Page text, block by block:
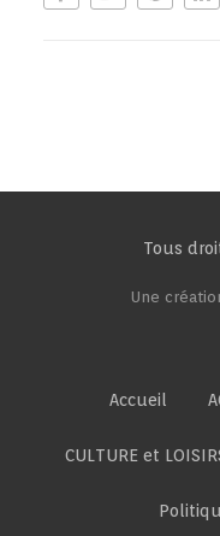
Tous
Une
Accueil
CULTURE et